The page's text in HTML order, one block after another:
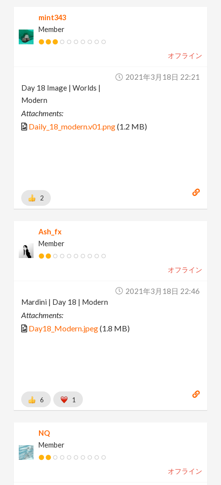
mint343
Member
オフライン
2021年3月18日 22:21
Day 18 Image | Worlds |
Modern
Attachments:
Daily_18_modern.v01.png(1.2 MB)
2
Ash_fx
Member
オフライン
2021年3月18日 22:46
Mardini | Day 18 | Modern
Attachments:
Day18_Modern.jpeg(1.8 MB)
6 1
NQ
Member
オフライン